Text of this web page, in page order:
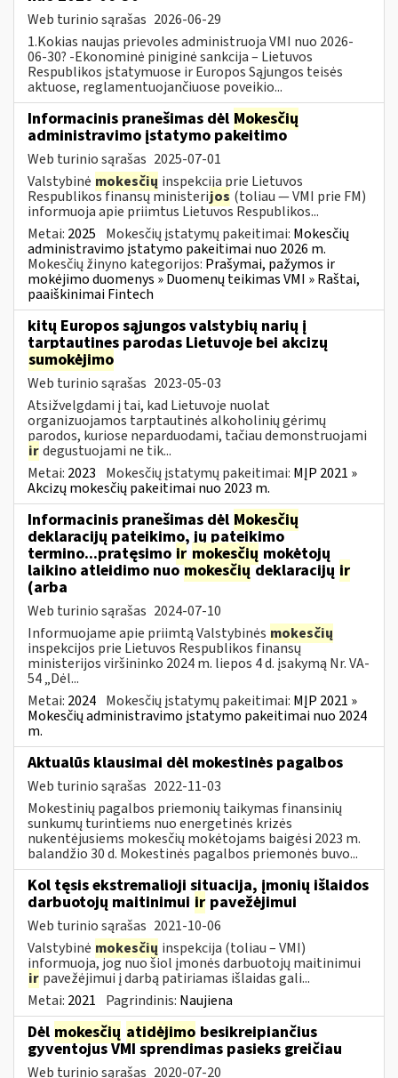
Web turinio sąrašas 2026-06-29
1.Kokias naujas prievoles administruoja VMI nuo 2026-
06-30? -Ekonominė piniginė sankcija – Lietuvos
Respublikos įstatymuose ir Europos Sąjungos teisės
aktuose, reglamentuojančiuose poveikio...
Informacinis pranešimas dėl Mokesčių
administravimo įstatymo pakeitimo
Web turinio sąrašas 2025-07-01
Valstybinė mokesčių inspekcija prie Lietuvos
Respublikos finansų ministerijos (toliau — VMI prie FM)
informuoja apie priimtus Lietuvos Respublikos...
Metai: 2025 Mokesčių įstatymų pakeitimai: Mokesčių
administravimo įstatymo pakeitimai nuo 2026 m.
Mokesčių žinyno kategorijos: Prašymai, pažymos ir
mokėjimo duomenys » Duomenų teikimas VMI » Raštai,
paaiškinimai Fintech
kitų Europos sąjungos valstybių narių į
tarptautines parodas Lietuvoje bei akcizų
sumokėjimo
Web turinio sąrašas 2023-05-03
Atsižvelgdami į tai, kad Lietuvoje nuolat
organizuojamos tarptautinės alkoholinių gėrimų
parodos, kuriose neparduodami, tačiau demonstruojami
irdegustuojami ne tik...
Metai: 2023 Mokesčių įstatymų pakeitimai: MĮP 2021 »
Akcizų mokesčių pakeitimai nuo 2023 m.
Informacinis pranešimas dėl Mokesčių
deklaracijų pateikimo, jų pateikimo
termino...pratęsimo ir mokesčių mokėtojų
laikino atleidimo nuomokesčiųdeklaracijų ir
(arba
Web turinio sąrašas 2024-07-10
Informuojame apie priimtą Valstybinės mokesčių
inspekcijos prie Lietuvos Respublikos finansų
ministerijos viršininko 2024 m. liepos 4 d. įsakymą Nr. VA-
54 „Dėl...
Metai: 2024 Mokesčių įstatymų pakeitimai: MĮP 2021 »
Mokesčių administravimo įstatymo pakeitimai nuo 2024
m.
Aktualūs klausimai dėl mokestinės pagalbos
Web turinio sąrašas 2022-11-03
Mokestinių pagalbos priemonių taikymas finansinių
sunkumų turintiems nuo energetinės krizės
nukentėjusiems mokesčių mokėtojams baigėsi 2023 m.
balandžio 30 d. Mokestinės pagalbos priemonės buvo...
Kol tęsis ekstremalioji situacija, įmonių išlaidos
darbuotojų maitinimui ir pavežėjimui
Web turinio sąrašas 2021-10-06
Valstybinė mokesčių inspekcija (toliau – VMI)
informuoja, jog nuo šiol įmonės darbuotojų maitinimui
ir pavežėjimui į darbą patiriamas išlaidas gali...
Metai: 2021 Pagrindinis: Naujiena
Dėl mokesčių atidėjimo besikreipiančius
gyventojus VMI sprendimas pasieks greičiau
Web turinio sąrašas 2020-07-20